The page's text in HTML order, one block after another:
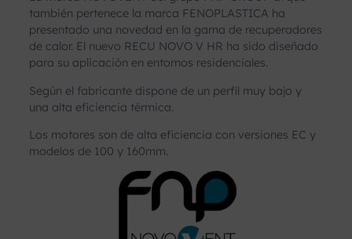
también pertenece la marca FENOPLASTICA ha
presentado una novedad en la gama de recuperadores
de calor. El nuevo RECU NOVO V HR ha sido diseñado
para su aplicación en entornos residenciales.
Según el fabricante dispone de un perfil muy bajo y
una alta eficiencia térmica.
Los motores son de alta eficiencia con versiones EC y
modelos de 100 y 160mm.